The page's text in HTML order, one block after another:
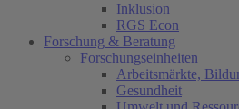
Inklusion
RGS Econ
Forschung & Beratung
Forschungseinheiten
Arbeitsmärkte,
Gesundheit